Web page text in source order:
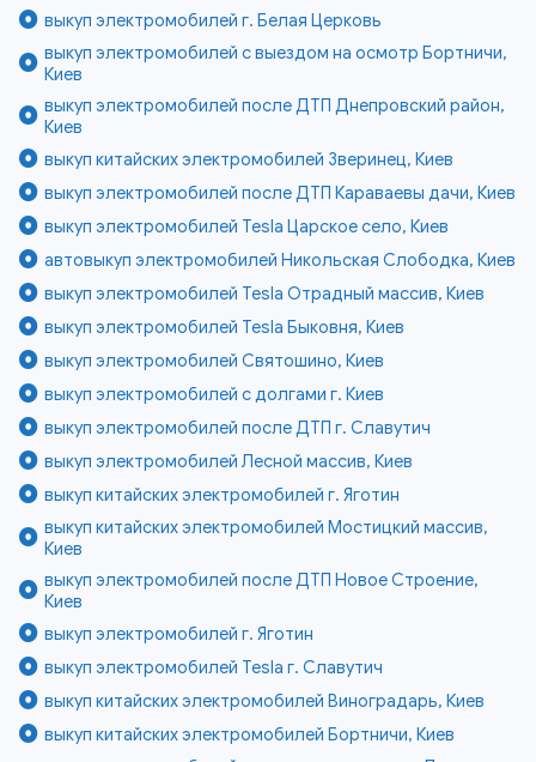
выкуп электромобилей г. Белая Церковь
выкуп электромобилей с выездом на осмотр Бортничи,
Киев
выкуп электромобилей после ДТП Днепровский район,
Киев
выкуп китайских электромобилей Зверинец, Киев
выкуп электромобилей после ДТП Караваевы дачи, Киев
выкуп электромобилей Tesla Царское село, Киев
автовыкуп электромобилей Никольская Слободка, Киев
выкуп электромобилей Tesla Отрадный массив, Киев
выкуп электромобилей Tesla Быковня, Киев
выкуп электромобилей Святошино, Киев
выкуп электромобилей с долгами г. Киев
выкуп электромобилей после ДТП г. Славутич
выкуп электромобилей Лесной массив, Киев
выкуп китайских электромобилей г. Яготин
выкуп китайских электромобилей Мостицкий массив,
Киев
выкуп электромобилей после ДТП Новое Строение,
Киев
выкуп электромобилей г. Яготин
выкуп электромобилей Tesla г. Славутич
выкуп китайских электромобилей Виноградарь, Киев
выкуп китайских электромобилей Бортничи, Киев